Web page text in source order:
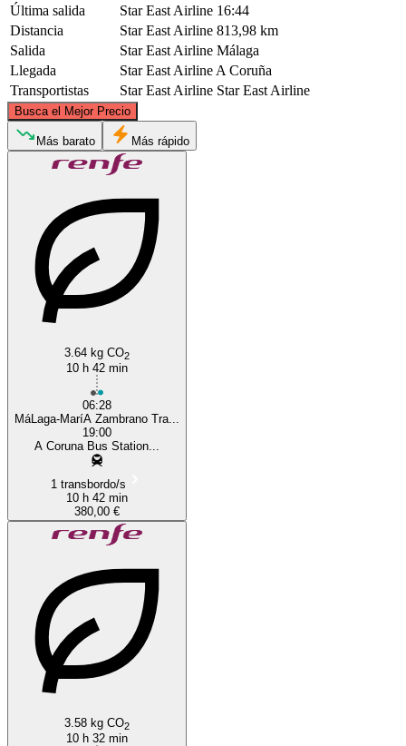
Última salida
Star East Airline 16:44
Distancia
Star East Airline 813,98 km
Salida
Star East Airline Málaga
Llegada
Star East Airline A Coruña
Transportistas
Star East Airline Star East Airline
Busca el Mejor Precio
A Coruña
© CARTO, ©OpenStreetMap
Más barato Más rápido
3.64 kg CO2
10 h 42 min
06:28
MáLaga-MaríA Zambrano Tra...
19:00
A Coruna Bus Station...
1 transbordo/s
10 h 42 min
380,00 €
3.58 kg CO2
10 h 32 min